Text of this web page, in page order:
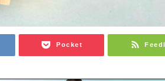
Pocket